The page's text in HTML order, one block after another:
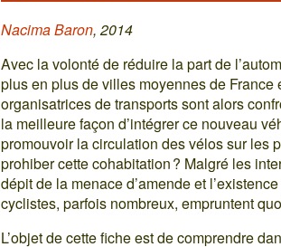
Nacima Baron, 2014
Avec la volonté de réduire la part de
plus en plus de villes moyennes de France
organisatrices de transports sont alors
la meilleure façon d’intégrer ce nouveau
promouvoir la circulation des vélos sur les
prohiber cette cohabitation ? Malgré les
dépit de la menace d’amende et
cyclistes, parfois nombreux, empruntent
L’objet de cette fiche est de comprendre